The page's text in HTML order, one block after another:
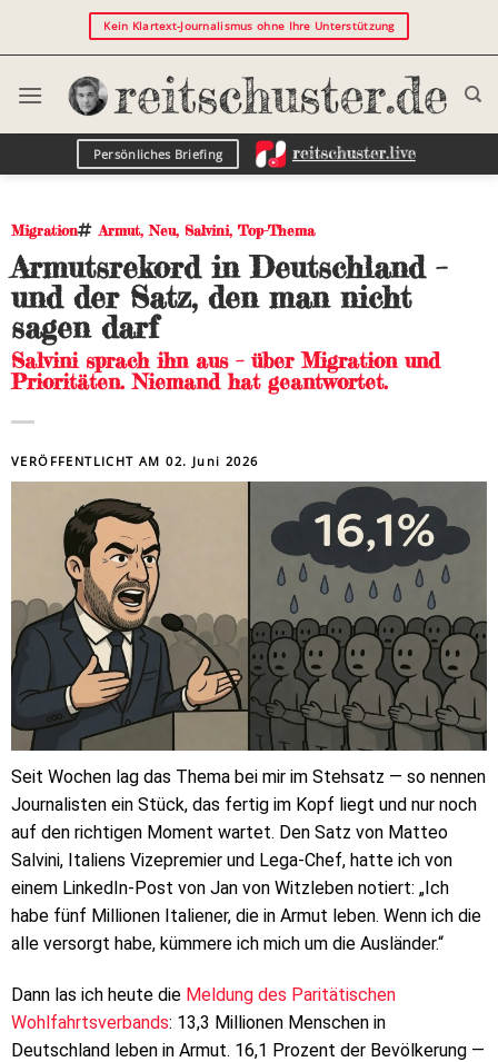
Kein Klartext-Journalismus ohne Ihre Unterstützung
Persönliches Briefing
Migration Armut,Neu, Salvini, Top-Thema
Armutsrekord in Deutschland –
und der Satz, den man nicht
sagen darf
Salvini sprach ihn aus – über Migration und
Prioritäten. Niemand hat geantwortet.
VERÖFFENTLICHT AM02. Juni 2026
Seit Wochen lag das Thema bei mir im Stehsatz — so nennen
Journalisten ein Stück, das fertig im Kopf liegt und nur noch
auf den richtigen Moment wartet. Den Satz von Matteo
Salvini, Italiens Vizepremier und Lega-Chef, hatte ich von
einem LinkedIn-Post von Jan von Witzleben notiert: „Ich
habe fünf Millionen Italiener, die in Armut leben. Wenn ich die
alle versorgt habe, kümmere ich mich um die Ausländer.“
Dann las ich heute die Meldung des Paritätischen
Wohlfahrtsverbands: 13,3 Millionen Menschen in
Deutschland leben in Armut. 16,1 Prozent der Bevölkerung —